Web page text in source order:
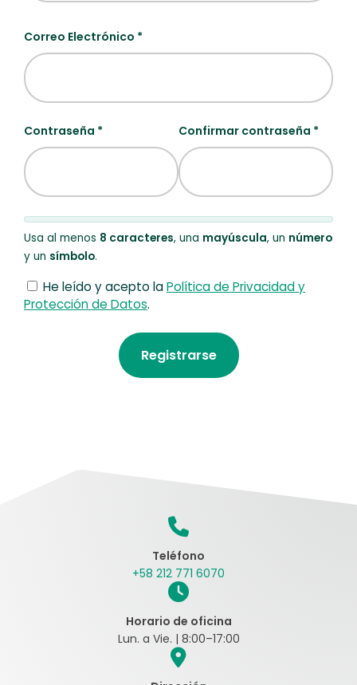
Correo Electrónico *
Contraseña * Confirmar contraseña *
Usa al menos 8 caracteres, una mayúscula, un número
y un símbolo.
He leído y acepto laPolítica de Privacidad y
Protección de Datos.
Registrarse
Teléfono
+58 212 771 6070
Horario de oficina
Lun. a Vie. | 8:00–17:00